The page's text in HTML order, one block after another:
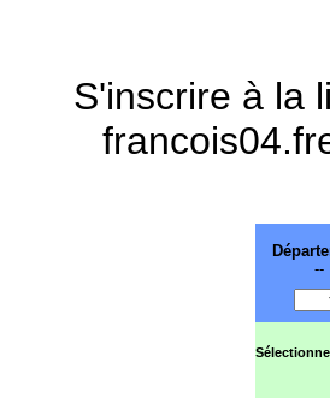
S'inscrire à la
--